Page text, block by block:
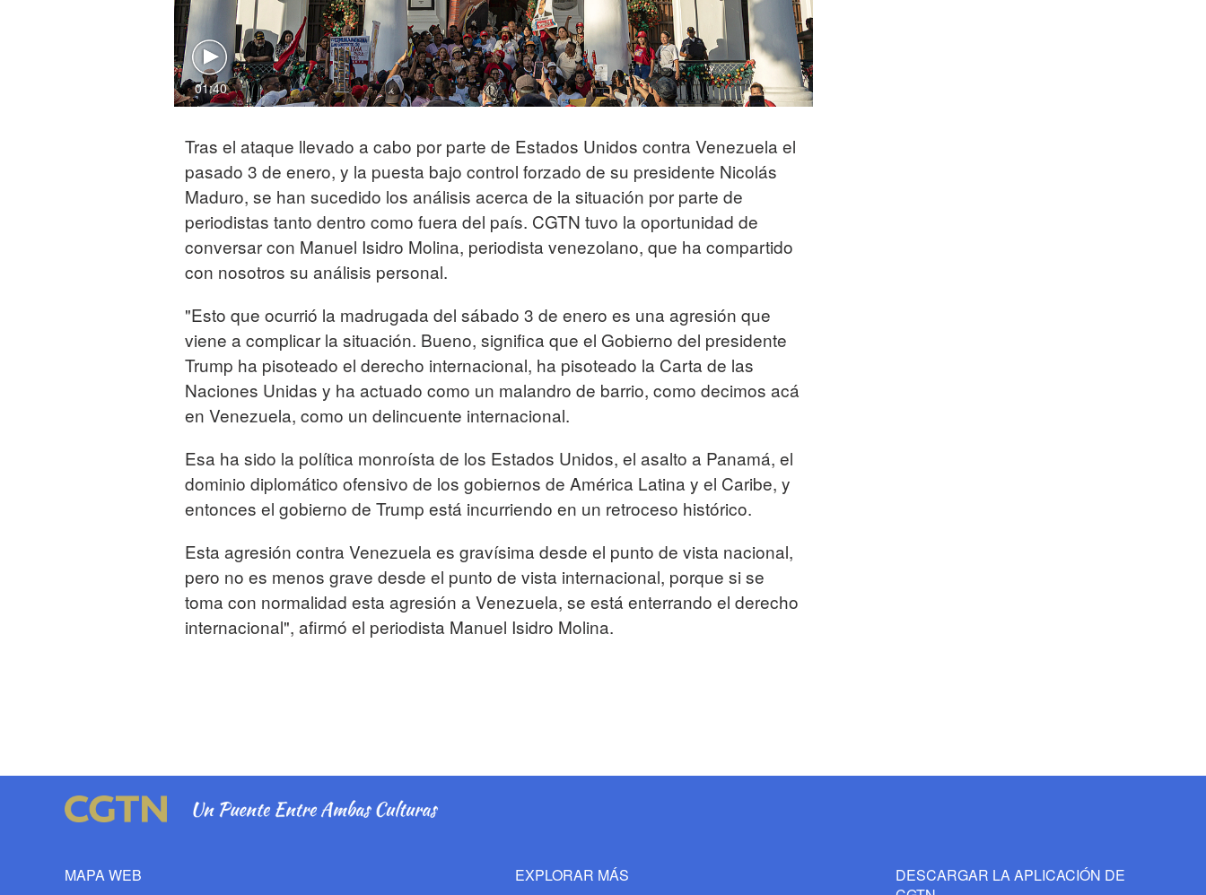
01:40
Tras el ataque llevado a cabo por parte de Estados Unidos contra Venezuela el
pasado 3 de enero, y la puesta bajo control forzado de su presidente Nicolás
Maduro, se han sucedido los análisis acerca de la situación por parte de
periodistas tanto dentro como fuera del país. CGTN tuvo la oportunidad de
conversar con Manuel Isidro Molina, periodista venezolano, que ha compartido
con nosotros su análisis personal.
"Esto que ocurrió la madrugada del sábado 3 de enero es una agresión que
viene a complicar la situación. Bueno, significa que el Gobierno del presidente
Trump ha pisoteado el derecho internacional, ha pisoteado la Carta de las
Naciones Unidas y ha actuado como un malandro de barrio, como decimos acá
en Venezuela, como un delincuente internacional.
Esa ha sido la política monroísta de los Estados Unidos, el asalto a Panamá, el
dominio diplomático ofensivo de los gobiernos de América Latina y el Caribe, y
entonces el gobierno de Trump está incurriendo en un retroceso histórico.
Esta agresión contra Venezuela es gravísima desde el punto de vista nacional,
pero no es menos grave desde el punto de vista internacional, porque si se
toma con normalidad esta agresión a Venezuela, se está enterrando el derecho
internacional", afirmó el periodista Manuel Isidro Molina.
MAPA WEB EXPLORAR MÁS
DESCARGAR LA APLICACIÓN DE